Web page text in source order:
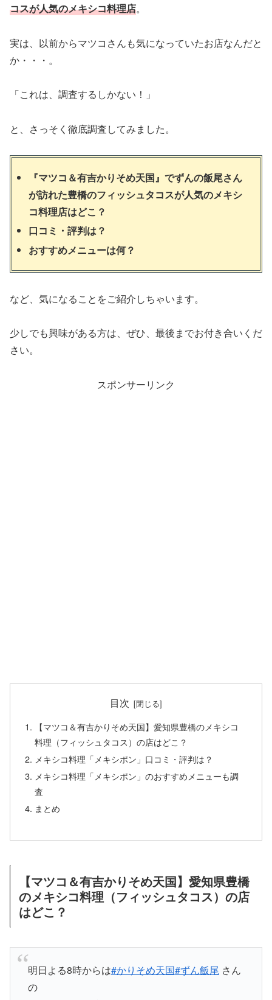
コスが人気のメキシコ料理店。
実は、以前からマツコさんも気になっていたお店なんだと
か・・・。
「これは、調査するしかない！」
と、さっそく徹底調査してみました。
『マツコ＆有吉かりそめ天国』でずんの飯尾さん
が訪れた豊橋のフィッシュタコスが人気のメキシ
コ料理店はどこ？
口コミ・評判は？
おすすめメニューは何？
など、気になることをご紹介しちゃいます。
少しでも興味がある方は、ぜひ、最後までお付き合いくだ
さい。
スポンサーリンク
目次
【マツコ＆有吉かりそめ天国】愛知県豊橋のメキシコ
料理（フィッシュタコス）の店はどこ？
メキシコ料理「メキシポン」口コミ・評判は？
メキシコ料理「メキシポン」のおすすめメニューも調
査
まとめ
【マツコ＆有吉かりそめ天国】愛知県豊橋
のメキシコ料理（フィッシュタコス）の店
はどこ？
明日よる8時からは#かりそめ天国#ずん飯尾 さん
の